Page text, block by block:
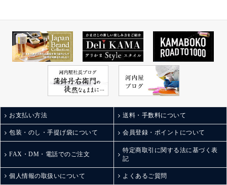
なんならお弁当のおか
ずにも◎
小さなお子さんからお
父さんまで
老若男女問わずおすす
ジャパン・フード・セ
リを受賞したのも納
得。
他にも粗挽き黒こしょ
ろえびに揚げチーズな
棒Sシリーズは全部で5
今日も先日UPした青森
のお酒の呑み比べを
してたので、早速おつ
まみにしました😆
めちゃ美味い❣️🥰
お取り寄せしたくなっ
酒屋 #家呑み #酒のつま
み #酒の肴 #河内屋のか
まぼこ #富山土産 #富山
ぼっち呑み
お支払い方法 送料・手数料について
包装・のし・手提げ袋について 会員登録・ポイントについて
FAX・DM・電話でのご注文
特定商取引に関する法に基づく表
記
個人情報の取扱いについて よくあるご質問